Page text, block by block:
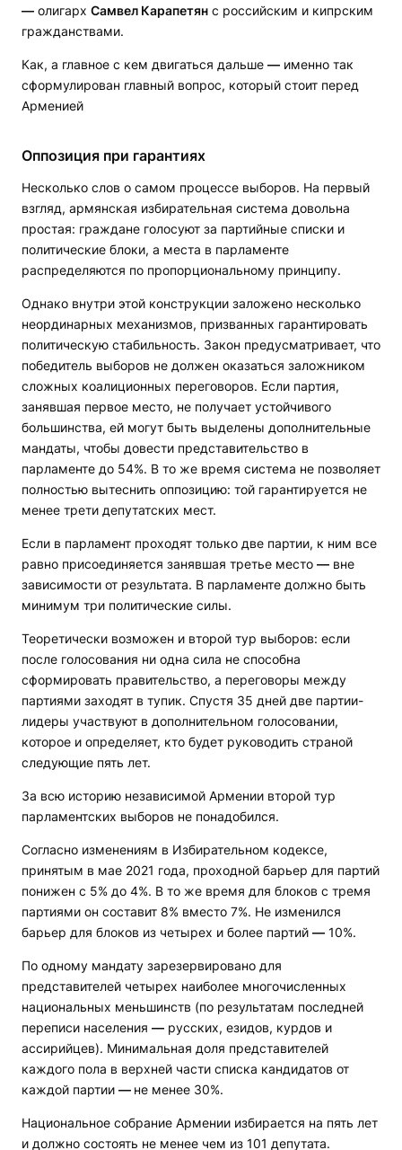
— олигарх Самвел Карапетян с российским и кипрским
гражданствами.
Как, а главное с кем двигаться дальше — именно так
сформулирован главный вопрос, который стоит перед
Арменией
Оппозиция при гарантиях
Несколько слов о самом процессе выборов. На первый
взгляд, армянская избирательная система довольна
простая: граждане голосуют за партийные списки и
политические блоки, а места в парламенте
распределяются по пропорциональному принципу.
Однако внутри этой конструкции заложено несколько
неординарных механизмов, призванных гарантировать
политическую стабильность. Закон предусматривает, что
победитель выборов не должен оказаться заложником
сложных коалиционных переговоров. Если партия,
занявшая первое место, не получает устойчивого
большинства, ей могут быть выделены дополнительные
мандаты, чтобы довести представительство в
парламенте до 54%. В то же время система не позволяет
полностью вытеснить оппозицию: той гарантируется не
менее трети депутатских мест.
Если в парламент проходят только две партии, к ним все
равно присоединяется занявшая третье место — вне
зависимости от результата. В парламенте должно быть
минимум три политические силы.
Теоретически возможен и второй тур выборов: если
после голосования ни одна сила не способна
сформировать правительство, а переговоры между
партиями заходят в тупик. Спустя 35 дней две партии-
лидеры участвуют в дополнительном голосовании,
которое и определяет, кто будет руководить страной
следующие пять лет.
За всю историю независимой Армении второй тур
парламентских выборов не понадобился.
Согласно изменениям в Избирательном кодексе,
принятым в мае 2021 года, проходной барьер для партий
понижен с 5% до 4%. В то же время для блоков с тремя
партиями он составит 8% вместо 7%. Не изменился
барьер для блоков из четырех и более партий — 10%.
По одному мандату зарезервировано для
представителей четырех наиболее многочисленных
национальных меньшинств (по результатам последней
переписи населения — русских, езидов, курдов и
ассирийцев). Минимальная доля представителей
каждого пола в верхней части списка кандидатов от
каждой партии — не менее 30%.
Национальное собрание Армении избирается на пять лет
и должно состоять не менее чем из 101 депутата.